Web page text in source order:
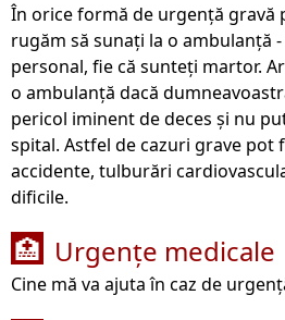
În orice formă de urgență gravă
rugăm să sunați la o ambulanță
personal, fie că sunteți martor.
o ambulanță dacă
pericol iminent de deces și nu
spital. Astfel de cazuri grave pot
accidente, tulburări
dificile.
🏥 Urgențe medicale
Cine mă va ajuta în caz de